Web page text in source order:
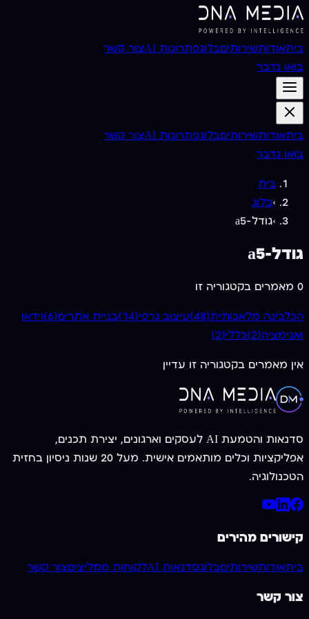
ביתאודותשירותיםבלוגפתרונות AI
צור קשר
בואו נדבר
ביתאודותשירותיםבלוגפתרונות AI
צור קשר
בואו נדבר
בית
›בלוג
›גודל-a5
גודל-a5
0 מאמרים בקטגוריה זו
הכלבינה מלאכותית(
48
)עיצוב גרפי(
14
)בניית אתרים(
6
)וידאו
ואנימציה(
2
)כללי(
2
)
אין מאמרים בקטגוריה זו עדיין
סדנאות והטמעת AI לעסקים וארגונים, יצירת תכנים,
אפליקציות וכלים מותאמים אישית. מעל 20 שנות ניסיון בחזית
הטכנולוגיה.
קישורים מהירים
ביתאודותשירותיםבלוגסדנאות AI לקוחות ממליציםצור קשר
צור קשר